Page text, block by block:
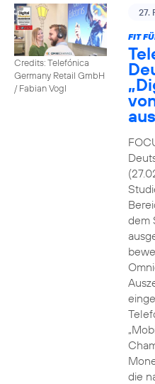
Credits: Telefónica
Germany Retail GmbH
/ Fabian Vogl
27.
FIT
dem
die